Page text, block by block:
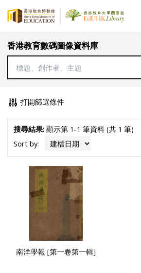
香港教育數碼圖像資料庫
打開篩選條件
搜尋結果:顯示第 1-1 筆資料 (共 1 筆)
Sort by:
南洋學報 [第一卷第一輯]